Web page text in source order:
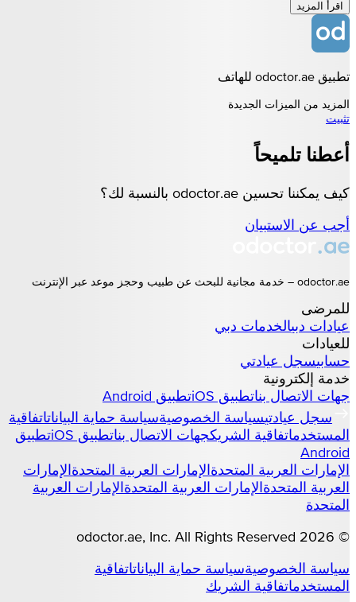
اقرأ المزيد
تطبيق odoctor.ae للهاتف
المزيد من الميزات الجديدة
تثبيت
أعطنا تلميحاً
كيف يمكننا تحسين odoctor.ae بالنسبة لك؟
أجب عن الاستبيان
odoctor.ae – خدمة مجانية للبحث عن طبيب وحجز موعد عبر الإنترنت
للمرضى
عيادات دبيالخدمات دبي
للعيادات
حسابيسجل عيادتي
خدمة إلكترونية
جهات الاتصال بناتطبيق iOS
تطبيق Android
سجل عيادتيسياسة الخصوصيةسياسة حماية البياناتاتفاقية
المستخدماتفاقية الشريكجهات الاتصال بناتطبيق iOS
تطبيق
Android
الإمارات العربية المتحدةالإمارات العربية المتحدةالإمارات
العربية المتحدةالإمارات العربية المتحدةالإمارات العربية
المتحدة
©
2026
odoctor.ae , Inc. All Rights Reserved
سياسة الخصوصيةسياسة حماية البياناتاتفاقية
المستخدماتفاقية الشريك